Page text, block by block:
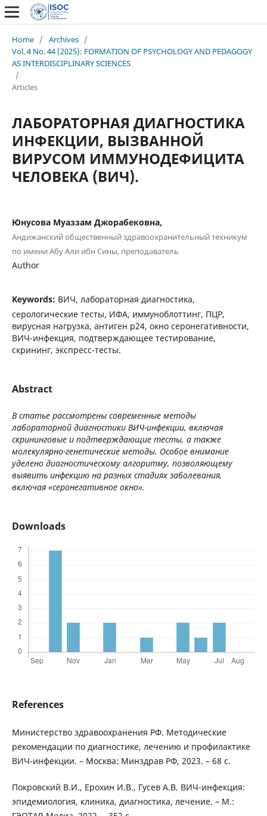
Home / Archives /
Vol. 4 No. 44 (2025): FORMATION OF PSYCHOLOGY AND PEDAGOGY
AS INTERDISCIPLINARY SCIENCES
/
Articles
ЛАБОРАТОРНАЯ ДИАГНОСТИКА
ИНФЕКЦИИ, ВЫЗВАННОЙ
ВИРУСОМ ИММУНОДЕФИЦИТА
ЧЕЛОВЕКА (ВИЧ).
Юнусова Муаззам Джорабековна,
Андижанский общественный здравоохранительный техникум
по имени Абу Али ибн Сины, преподаватель
Author
Keywords: ВИЧ, лабораторная диагностика,
серологические тесты, ИФА, иммуноблоттинг, ПЦР,
вирусная нагрузка, антиген p24, окно серонегативности,
ВИЧ-инфекция, подтверждающее тестирование,
скрининг, экспресс-тесты.
Abstract
В статье рассмотрены современные методы
лабораторной диагностики ВИЧ-инфекции, включая
скрининговые и подтверждающие тесты, а также
молекулярно-генетические методы. Особое внимание
уделено диагностическому алгоритму, позволяющему
выявить инфекцию на разных стадиях заболевания,
включая «серонегативное окно».
Downloads
References
Министерство здравоохранения РФ. Методические
рекомендации по диагностике, лечению и профилактике
ВИЧ-инфекции. – Москва: Минздрав РФ, 2023. – 68 с.
Покровский В.И., Ерохин И.В., Гусев А.В. ВИЧ-инфекция:
эпидемиология, клиника, диагностика, лечение. – М.: